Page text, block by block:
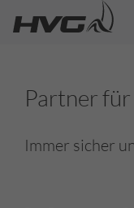
NEWS/EVENTS
STANDORTE
Partner
Immer sicher